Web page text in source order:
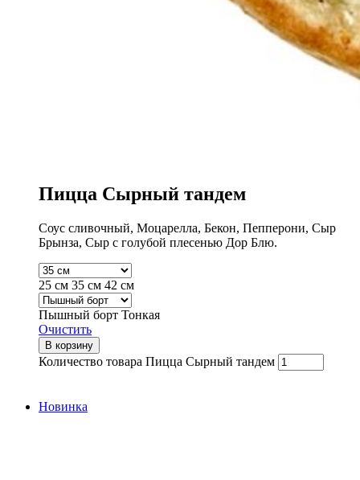
Пицца Сырный тандем
Соус сливочный, Моцарелла, Бекон, Пепперони, Сыр
Брынза, Сыр с голубой плесенью Дор Блю.
25 см 35 см 42 см
Пышный борт Тонкая
Очистить
В корзину
Количество товара Пицца Сырный тандем
Новинка